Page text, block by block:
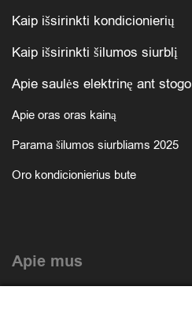
Kaip išsirinkti kondicionierių
Kaip išsirinkti šilumos siurblį
Apie saulės elektrinę ant stogo
Apie oras oras kainą
Parama šilumos siurbliams 2025
Oro kondicionierius bute
Apie mus